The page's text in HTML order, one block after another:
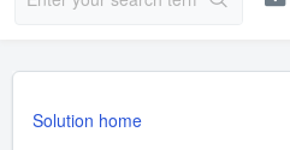
Solution home